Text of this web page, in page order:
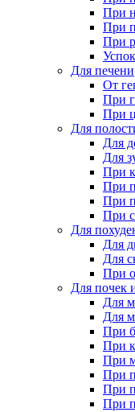
При
При
При
Для печени
От
При
При
Для
Для
Для
При
При
При
При
Для
Для
Для
При
Для почек
Для
Для
При
При
При
При
При
При